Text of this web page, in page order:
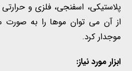
پلاستیکی، اسفنجی، فلزی و حرارتی
از آن می توان موها را به صورت
موجدار کرد.
ابزار مورد نیاز: